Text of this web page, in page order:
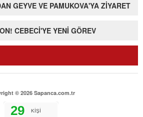
GEYVE VE PAMUKOVA'YA ZİYARET
CEBECİ'YE YENİ GÖREV
© 2026 Sapanca.com.tr